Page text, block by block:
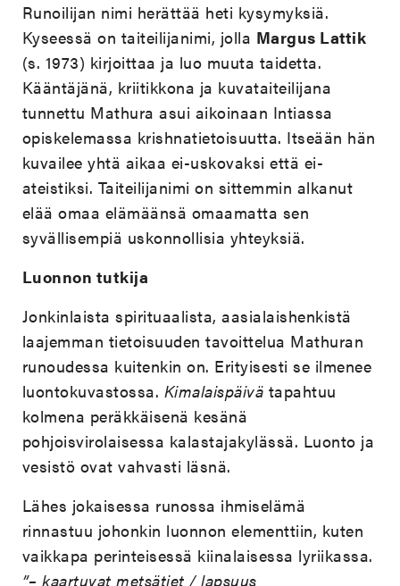
Runoilijan nimi herättää heti kysymyksiä.
Kyseessä on taiteilijanimi, jolla Margus Lattik
(s. 1973) kirjoittaa ja luo muuta taidetta.
Kääntäjänä, kriitikkona ja kuvataiteilijana
tunnettu Mathura asui aikoinaan Intiassa
opiskelemassa krishnatietoisuutta. Itseään hän
kuvailee yhtä aikaa ei-uskovaksi että ei-
ateistiksi. Taiteilijanimi on sittemmin alkanut
elää omaa elämäänsä omaamatta sen
syvällisempiä uskonnollisia yhteyksiä.
Luonnon tutkija
Jonkinlaista spirituaalista, aasialaishenkistä
laajemman tietoisuuden tavoittelua Mathuran
runoudessa kuitenkin on. Erityisesti se ilmenee
luontokuvastossa. Kimalaispäivä tapahtuu
kolmena peräkkäisenä kesänä
pohjoisvirolaisessa kalastajakylässä. Luonto ja
vesistö ovat vahvasti läsnä.
Lähes jokaisessa runossa ihmiselämä
rinnastuu johonkin luonnon elementtiin, kuten
vaikkapa perinteisessä kiinalaisessa lyriikassa.
”– kaartuvat metsätiet / lapsuus